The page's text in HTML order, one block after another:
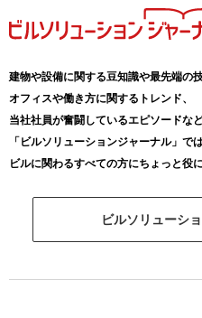
建物や設備に関する豆知識や最先端の技
オフィスや働き方に関するトレンド、
当社社員が奮闘しているエピソードなど
「ビルソリューションジャーナル」では
ビルに関わるすべての方にちょっと役
ビルソリューシ